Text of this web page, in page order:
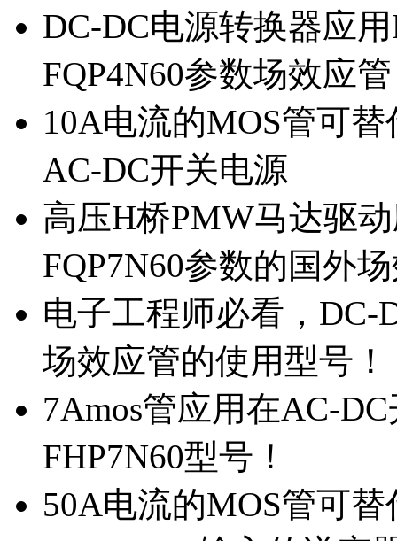
DC-DC电源转换器应
FQP4N60参数场效应
10A电流的MOS管可
AC-DC开关电源
高压H桥PMW马达驱
FQP7N60参数的国外
电子工程师必看，DC-
场效应管的使用型号！
7Amos管应用在AC-
FHP7N60型号！
50A电流的MOS管可